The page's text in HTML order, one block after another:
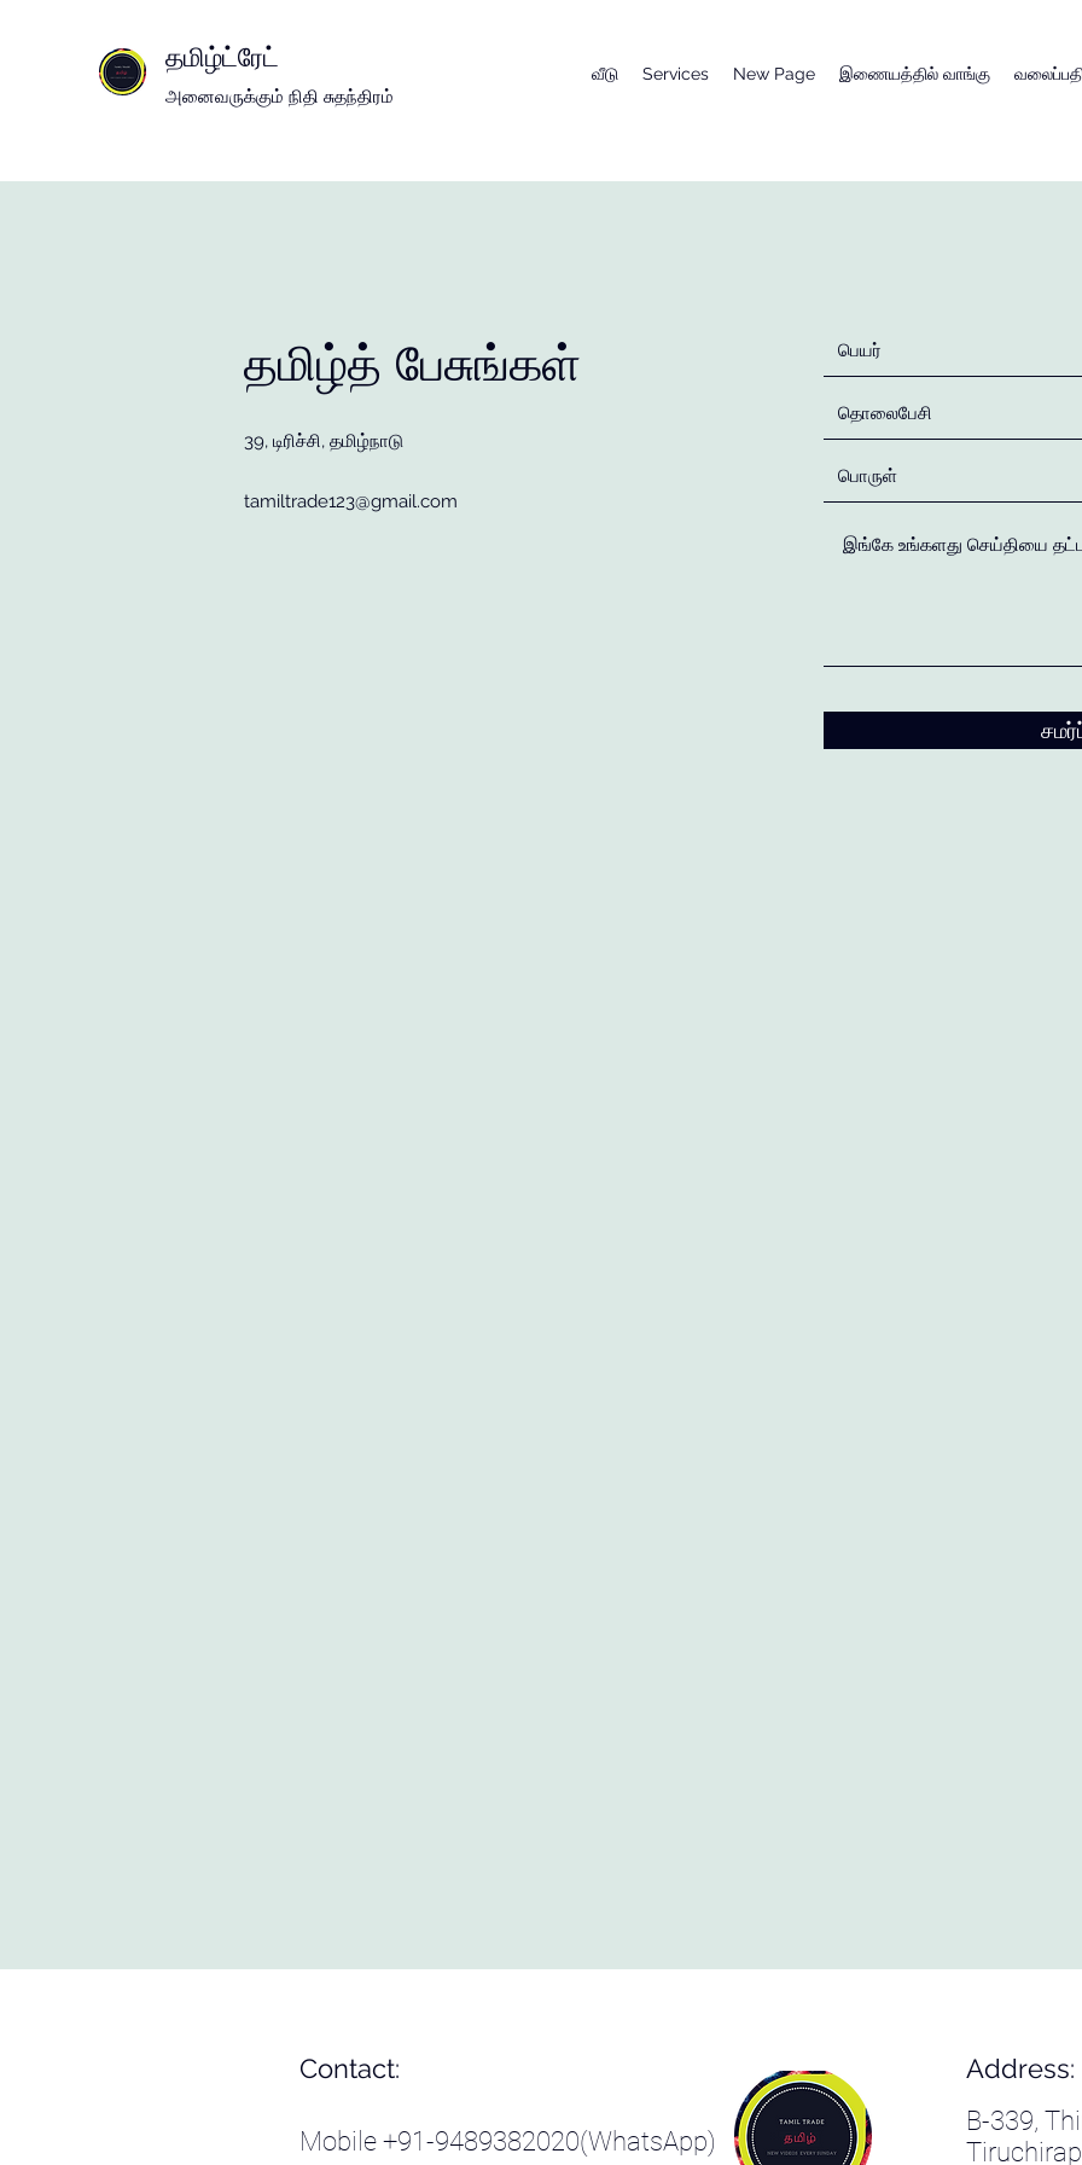
தமிழ்ட் ரேட்
அனைவருக்கும் நிதி சுதந்திரம்
வீடு Services New Page இணையத்தில் வாங்கு
தமிழ்த் பேசுங்கள்
39, டிரிச்சி, தமிழ்நாடு
tamiltrade123@gmail.com
Contact:
Mobile +91-9489382020(WhatsApp)
Address:
B-339,